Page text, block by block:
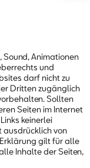
Sound, Animationen
und
darf nicht zu
Dritten zugänglich
Sollten
Seiten im Internet
keinerlei
ausdrücklich von
gilt für alle
Inhalte der Seiten,